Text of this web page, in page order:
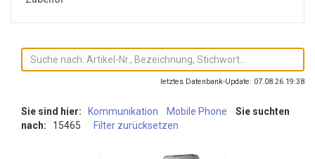
letztes Datenbank-Update: 07.08.26 19:38
Sie sind hier: Kommunikation Mobile Phone
Sie suchten
nach: 15465 Filter zurücksetzen